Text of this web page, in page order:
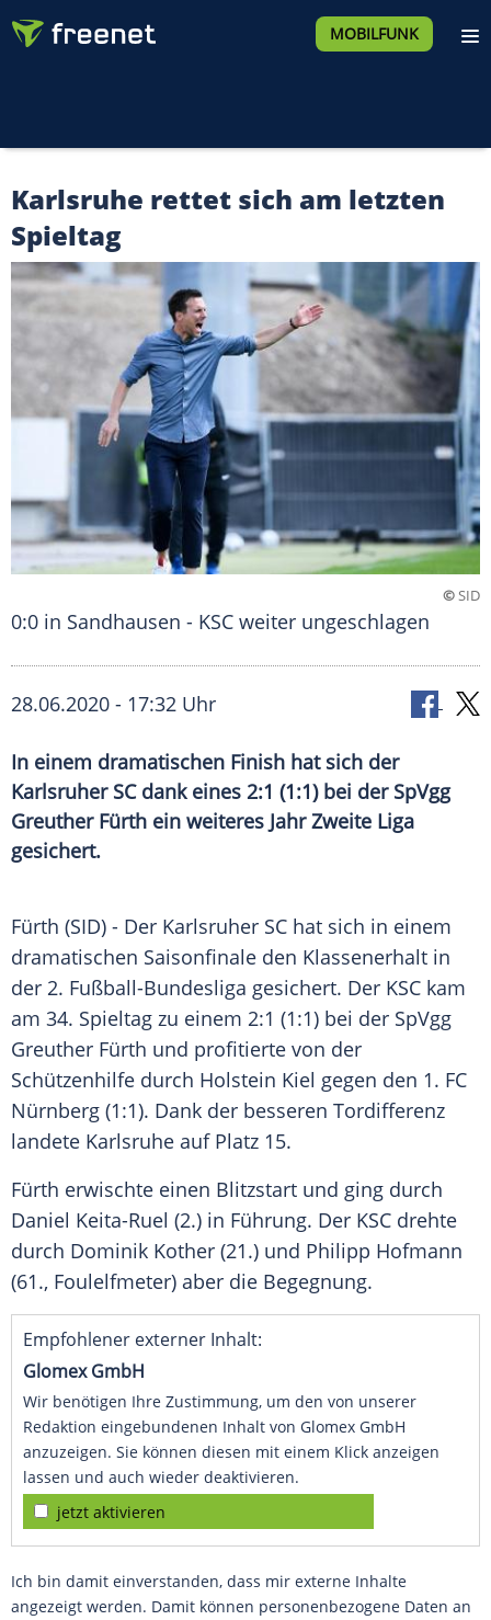
MOBILFUNK
Karlsruhe rettet sich am letzten
Spieltag
©SID
0:0 in Sandhausen - KSC weiter ungeschlagen
28.06.2020 - 17:32 Uhr
In einem dramatischen Finish hat sich der
Karlsruher SC dank eines 2:1 (1:1) bei der SpVgg
Greuther Fürth ein weiteres Jahr Zweite Liga
gesichert.
Fürth (SID) - Der Karlsruher SC hat sich in einem
dramatischen Saisonfinale den Klassenerhalt in
der 2. Fußball-Bundesliga gesichert. Der KSC kam
am 34. Spieltag zu einem 2:1 (1:1) bei der SpVgg
Greuther Fürth und profitierte von der
Schützenhilfe durch Holstein Kiel gegen den 1. FC
Nürnberg (1:1). Dank der besseren Tordifferenz
landete Karlsruhe auf Platz 15.
Fürth erwischte einen Blitzstart und ging durch
Daniel Keita-Ruel (2.) in Führung. Der KSC drehte
durch Dominik Kother (21.) und Philipp Hofmann
(61., Foulelfmeter) aber die Begegnung.
Empfohlener externer Inhalt:
Glomex GmbH
Wir benötigen Ihre Zustimmung, um den von unserer
Redaktion eingebundenen Inhalt von Glomex GmbH
anzuzeigen. Sie können diesen mit einem Klick anzeigen
lassen und auch wieder deaktivieren.
jetzt aktivieren
Ich bin damit einverstanden, dass mir externe Inhalte
angezeigt werden. Damit können personenbezogene Daten an